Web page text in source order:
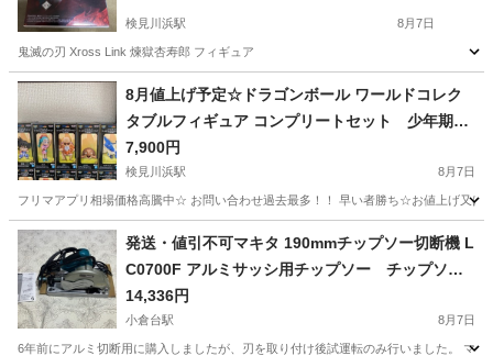
検見川浜駅 8月7日
鬼滅の刃 Xross Link 煉獄杏寿郎 フィギュア
千葉 千葉市 検見川浜駅 フィギュア 鬼滅の刃
8月値上げ予定☆ドラゴンボール ワールドコレク
タブルフィギュア コンプリートセット 少年期編
①
7,900円
検見川浜駅 8月7日
フリマアプリ相場価格高騰中☆ お問い合わせ過去最多！！ 早い者勝ち☆お値上げ又は
千葉 千葉市 検見川浜駅 フィギュア
ワールドコレクタブルフィギュア
発送・値引不可マキタ 190mmチップソー切断機 L
C0700F アルミサッシ用チップソー チップソー
付き
14,336円
小倉台駅 8月7日
6年前にアルミ切断用に購入しましたが、刃を取り付け後試運転のみ行いました。